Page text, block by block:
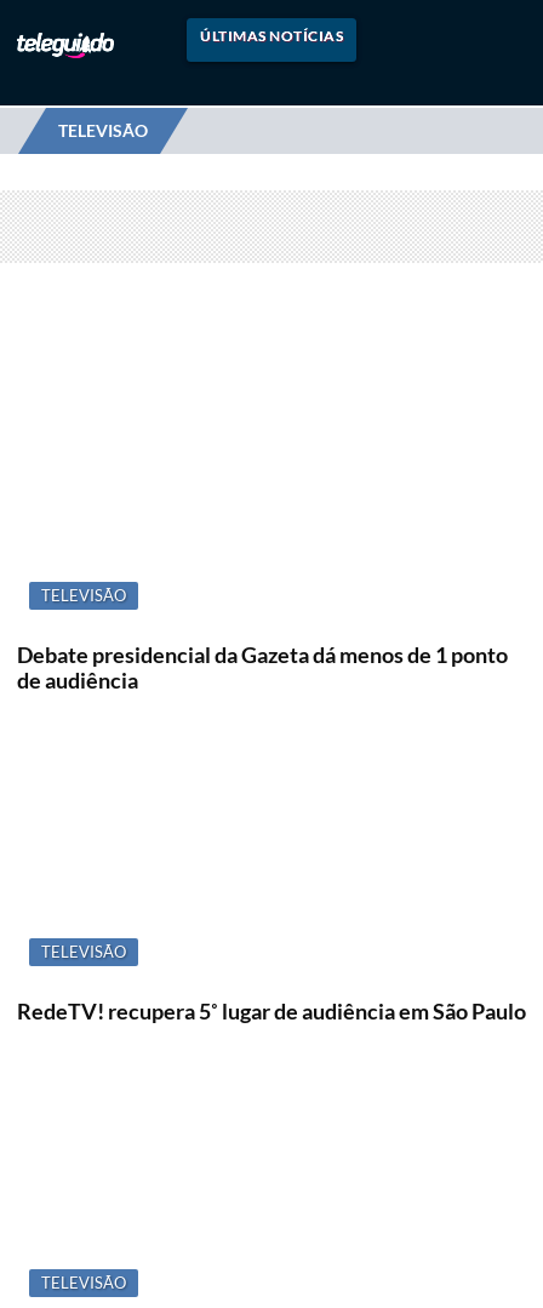
ÚLTIMAS NOTÍCIAS
TELEVISÃO
TELEVISÃO
Debate presidencial da Gazeta dá menos de 1 ponto
de audiência
TELEVISÃO
RedeTV! recupera 5˚ lugar de audiência em São Paulo
TELEVISÃO